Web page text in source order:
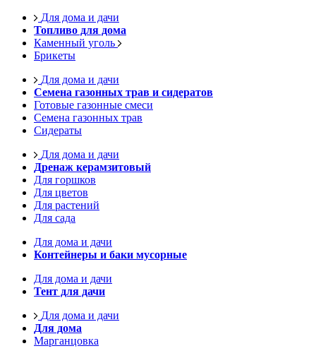
Для дома и дачи
Топливо для дома
Каменный уголь
Брикеты
Для дома и дачи
Семена газонных трав и сидератов
Готовые газонные смеси
Семена газонных трав
Сидераты
Для дома и дачи
Дренаж керамзитовый
Для горшков
Для цветов
Для растений
Для сада
Для дома и дачи
Контейнеры и баки мусорные
Для дома и дачи
Тент для дачи
Для дома и дачи
Для дома
Марганцовка